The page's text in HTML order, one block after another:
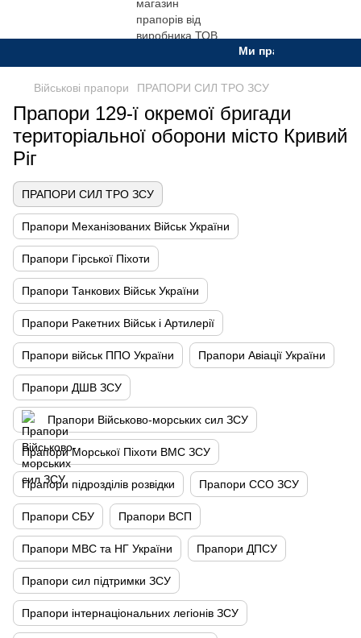
Ми працюємо. Все
Військові прапори ПРАПОРИ СИЛ ТРО ЗСУ
Прапори 129-ї окремої бригади
територіальної оборони місто Кривий
Ріг
ПРАПОРИ СИЛ ТРО ЗСУ
Прапори Механізованих Військ України
Прапори Гірської Піхоти
Прапори Танкових Військ України
Прапори Ракетних Військ і Артилерії
Прапори військ ППО України Прапори Авіації України
Прапори ДШВ ЗСУ
Прапори Військово-морських сил ЗСУ
Прапори Морської Піхоти ВМС ЗСУ
Прапори підрозділів розвідки Прапори ССО ЗСУ
Прапори СБУ Прапори ВСП
Прапори МВС та НГ України Прапори ДПСУ
Прапори сил підтримки ЗСУ
Прапори інтернаціональних легіонів ЗСУ